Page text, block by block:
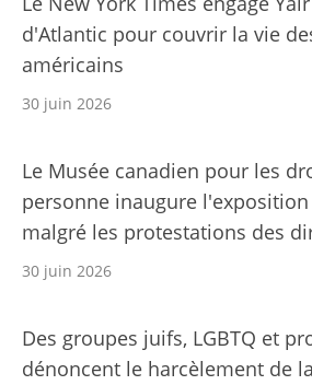
d'Atlantic pour couvrir la vie
américains
30 juin 2026
Le Musée canadien pour les
personne inaugure l'exposition
malgré les protestations des
30 juin 2026
Des groupes juifs, LGBTQ et
dénoncent le harcèlement de